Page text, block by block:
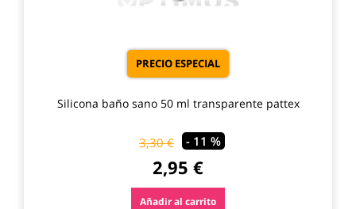
PRECIO ESPECIAL
Silicona baño sano 50 ml transparente pattex
3,30 € - 11 %
2,95 €
Añadir al carrito